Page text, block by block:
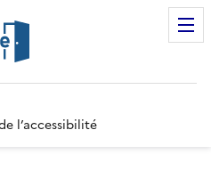
l’accessibilité